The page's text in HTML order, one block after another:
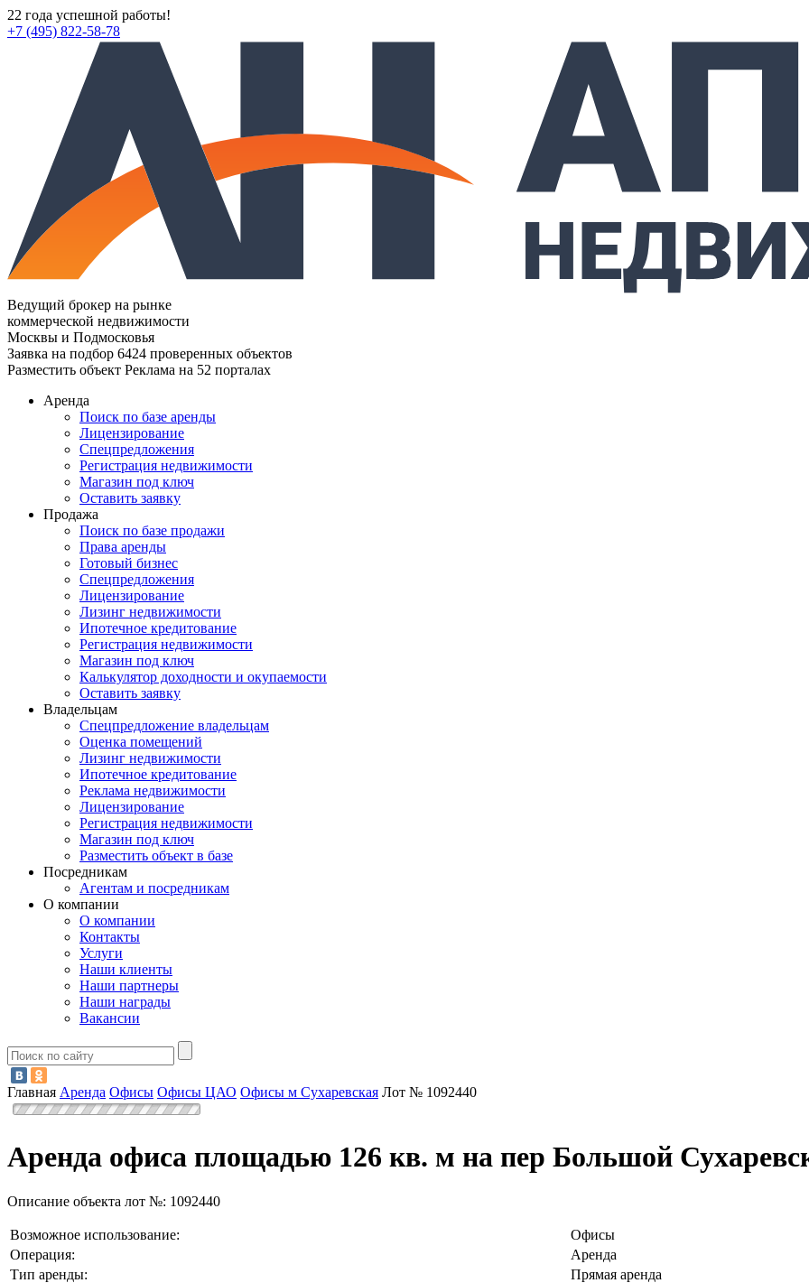
22 года успешной работы!
+7 (495) 822-58-78
Ведущий брокер на рынке
коммерческой недвижимости
Москвы и Подмосковья
Заявка на подбор 6424 проверенных объектов
Разместить объект Реклама на 52 порталах
Аренда
Поиск по базе аренды
Лицензирование
Спецпредложения
Регистрация недвижимости
Магазин под ключ
Оставить заявку
Продажа
Поиск по базе продажи
Права аренды
Готовый бизнес
Спецпредложения
Лицензирование
Лизинг недвижимости
Ипотечное кредитование
Регистрация недвижимости
Магазин под ключ
Калькулятор доходности и окупаемости
Оставить заявку
Владельцам
Спецпредложение владельцам
Оценка помещений
Лизинг недвижимости
Ипотечное кредитование
Реклама недвижимости
Лицензирование
Регистрация недвижимости
Магазин под ключ
Разместить объект в базе
Посредникам
Агентам и посредникам
О компании
О компании
Контакты
Услуги
Наши клиенты
Наши партнеры
Наши награды
Вакансии
Главная Аренда Офисы Офисы ЦАО Офисы м Сухаревская Лот № 1092440
Аренда офиса площадью 126 кв. м на пер Большой
Описание объекта лот №: 1092440
Возможное использование:
Офисы
Операция:
Аренда
Тип аренды:
Прямая аренда